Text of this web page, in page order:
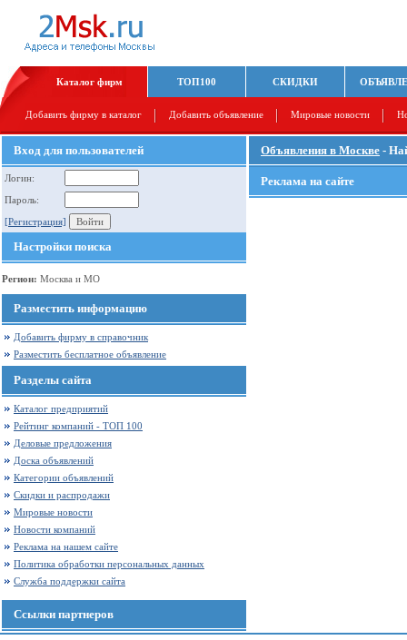
Каталог фирм ТОП100 СКИДКИ
Добавить фирму в каталог Добавить объявление Мировые новости
Вход для пользователей
Логин:
Пароль:
[Регистрация]
Настройки поиска
Регион: Москва и МО
Разместить информацию
Добавить фирму в справочник
Разместить бесплатное объявление
Разделы сайта
Каталог предприятий
Рейтинг компаний - ТОП 100
Деловые предложения
Доска объявлений
Категории объявлений
Скидки и распродажи
Мировые новости
Новости компаний
Реклама на нашем сайте
Политика обработки персональных данных
Служба поддержки сайта
Ссылки партнеров
Объявления в Москве -
Реклама на сайте